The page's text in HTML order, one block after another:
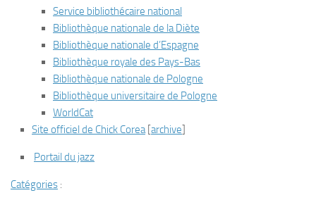
Service bibliothécaire national
Bibliothèque nationale de la Diète
Bibliothèque nationale d’Espagne
Bibliothèque royale des Pays-Bas
Bibliothèque nationale de Pologne
Bibliothèque universitaire de Pologne
WorldCat
Site officiel de Chick Corea[ archive
Portail du jazz
Catégories :